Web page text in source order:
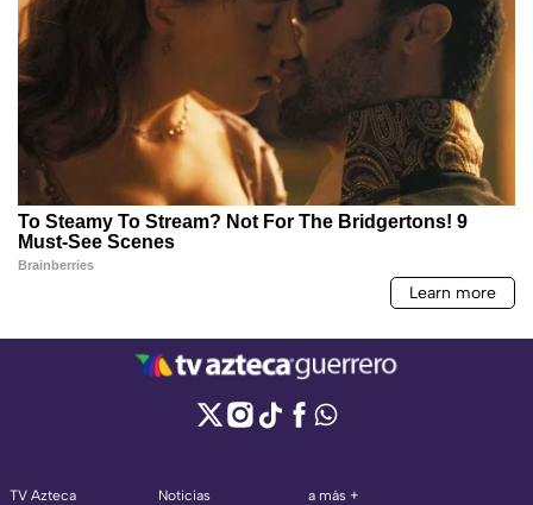
TV Azteca
Noticias
a más +